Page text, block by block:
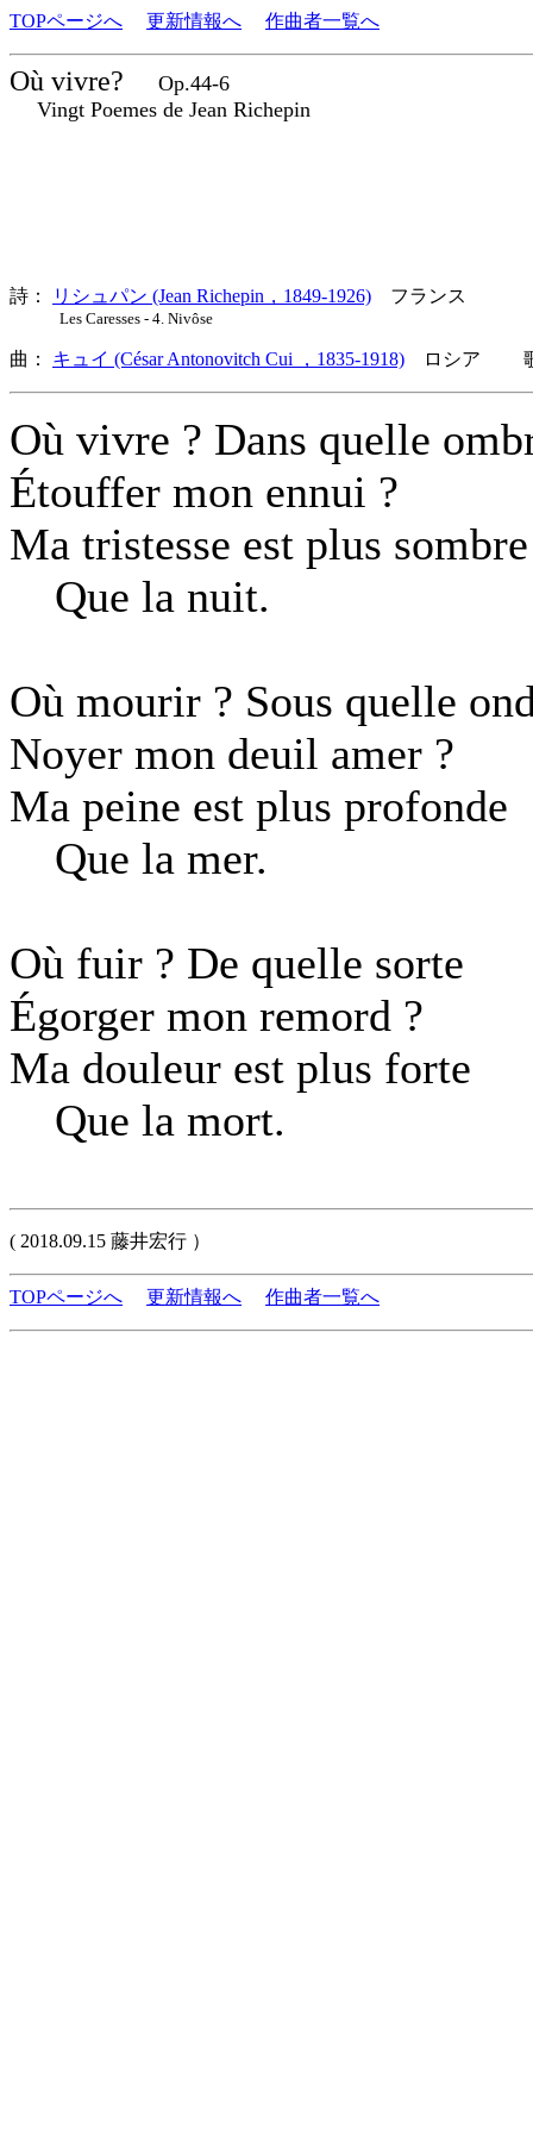
TOPページへ 更新情報へ 作曲者一覧へ
Où vivre?
Op.44-6
Vingt Poemes de Jean Richepin
詩： リシュパン (Jean Richepin，1849-1926) フランス
Les Caresses - 4. Nivôse
曲： キュイ (César Antonovitch Cui ，1835-1918) ロシア 歌
Où vivre ? Dans quelle
Étouffer mon ennui ?
Ma tristesse est plus sombre
Que la nuit.
Où mourir ? Sous quelle
Noyer mon deuil amer ?
Ma peine est plus profonde
Que la mer.
Où fuir ? De quelle sorte
Égorger mon remord ?
Ma douleur est plus forte
Que la mort.
( 2018.09.15 藤井宏行 ）
TOPページへ 更新情報へ 作曲者一覧へ